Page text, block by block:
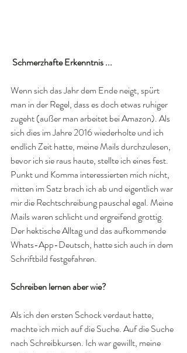
Schmerzhafte Erkenntnis ...
Wenn sich das Jahr dem Ende neigt, spürt
man in der Regel, dass es doch etwas ruhiger
zugeht (außer man arbeitet bei Amazon). Als
sich dies im Jahre 2016 wiederholte und ich
endlich Zeit hatte, meine Mails durchzulesen,
bevor ich sie raus haute, stellte ich eines fest.
Punkt und Komma interessierten mich nicht,
mitten im Satz brach ich ab und eigentlich war
mir die Rechtschreibung pauschal egal. Meine
Mails waren schlicht und ergreifend grottig.
Der hektische Alltag und das aufkommende
Whats-App-Deutsch, hatte sich auch in dem
Schriftbild festgefahren.
Schreiben lernen aber wie?
Als ich den ersten Schock verdaut hatte,
machte ich mich auf die Suche. Auf die Suche
nach Schreibkursen. Ich war gewillt, meine